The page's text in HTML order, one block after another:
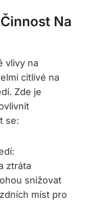
Na
vlivy na
citlivé na
Zde je
se:
ztráta
snižovat
míst pro